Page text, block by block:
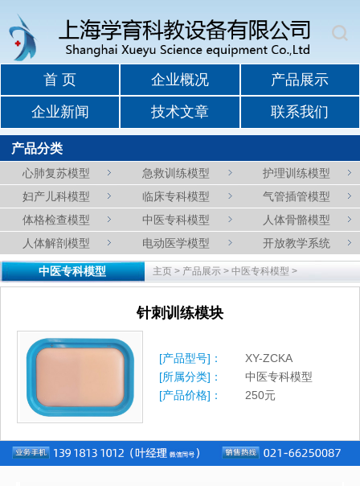
首 页 企业概况 产品展示
企业新闻 技术文章 联系我们
产品分类
心肺复苏模型 急救训练模型
护理训练模型
妇产儿科模型
临床专科模型
气管插管模型
体格检查模型
中医专科模型
人体骨骼模型
人体解剖模型
电动医学模型 开放教学系统
中医专科模型 主页 > 产品展示 > 中医专科模型 >
针刺训练模块
[产品型号]：
XY-ZCKA
[所属分类]：
中医专科模型
[产品价格]：
250元